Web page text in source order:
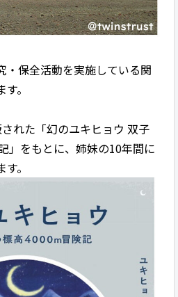
・保全活動を実施している関
。
れた「幻のユキヒョウ 双子
」をもとに、姉妹の10年間に
。